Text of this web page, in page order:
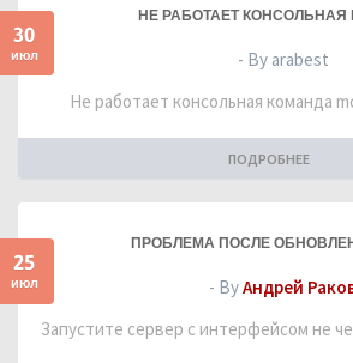
30
июл
НЕ РАБОТАЕТ КОНСОЛЬНАЯ
- By arabest
Не работает консольная команда
ПОДРОБНЕЕ
25
июл
ПРОБЛЕМА ПОСЛЕ
- ByАндрей
Запустите сервер с интерфейсом не